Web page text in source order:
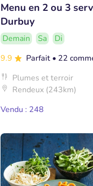
Menu en 2 ou 3
Durbuy
Demain Sa
Di
9.9
Parfait • 22
Plumes et terroir
Rendeux (243km)
Vendu : 248